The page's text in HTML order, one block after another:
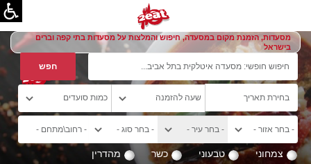
מסעדות, הזמנת מקום במסעדה, חיפוש והמלצות על מסעדות בתי קפה וברים
בישראל
צמחוני טבעוני כשר מהדרין